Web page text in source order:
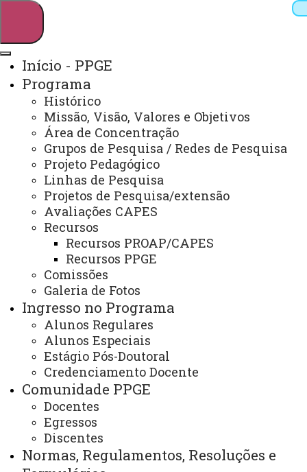
Webmail Sistemas
Telefones
Arquivo Virtual
Campus
Início - PPGE
Programa
Histórico
Missão, Visão, Valores e Objetivos
Área de Concentração
Grupos de Pesquisa / Redes de Pesquisa
Projeto Pedagógico
Linhas de Pesquisa
Projetos de Pesquisa/extensão
Avaliações CAPES
Recursos
Recursos PROAP/CAPES
Recursos PPGE
Comissões
Galeria de Fotos
Ingresso no Programa
Alunos Regulares
Alunos Especiais
Estágio Pós-Doutoral
Credenciamento Docente
Comunidade PPGE
Docentes
Egressos
Discentes
Normas, Regulamentos, Resoluções e
Mestrado e Doutorado em Educação
Edital 012/2024–PPGE Defesas
de dissertação e tese mês de
março 2024
Edital 012/2024–PPGE
ATUALIZAÇÃO MAIS RECENTE: 21 DE NOVEMBRO
DE 2024
ACESSOS: 342